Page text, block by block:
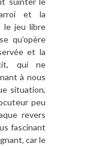
et la
le jeu libre
qu’opère
et la
qui ne
à nous
situation,
peu
revers
fascinant
car le